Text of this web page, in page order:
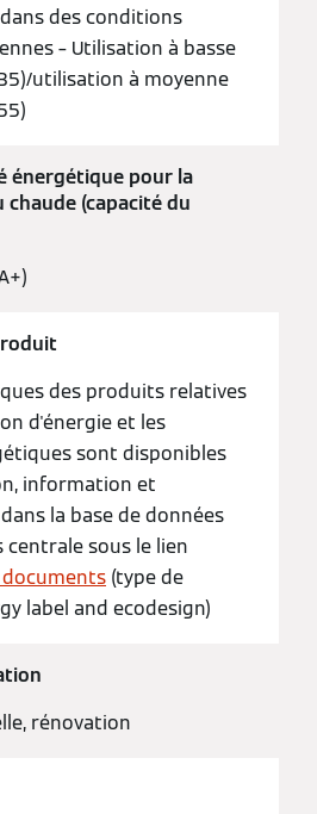
des conditions
– Utilisation à basse
utilisation à moyenne
énergétique pour la
(capacité du
des produits relatives
d'énergie et les
sont disponibles
information et
la base de données
sous le lien
documents (type de
label and ecodesign)
rénovation